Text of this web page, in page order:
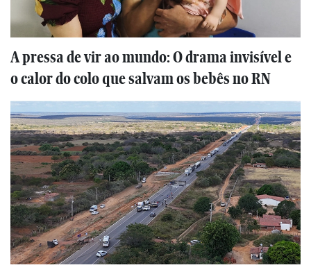
A pressa de vir ao mundo: O drama invisível e
o calor do colo que salvam os bebês no RN